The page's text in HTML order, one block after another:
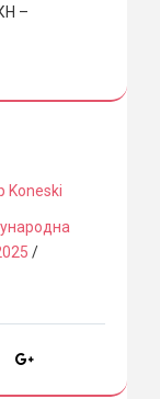
Koneski
/